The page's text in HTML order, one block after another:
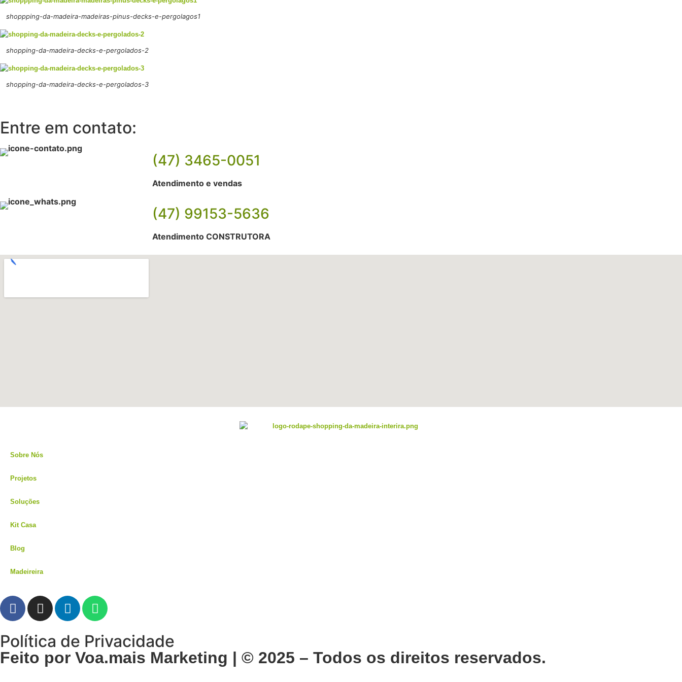
shoppping-da-madeira-madeiras-pinus-decks-e-pergolagos1
shopping-da-madeira-decks-e-pergolados-2
shopping-da-madeira-decks-e-pergolados-3
Entre em contato:
(47) 3465-0051
Atendimento e vendas
(47) 99153-5636
Atendimento CONSTRUTORA
Sobre Nós
Projetos
Soluções
Kit Casa
Blog
Madeireira
Política de Privacidade
Feito por Voa.mais Marketing | © 2025 – Todos os direitos reservados.